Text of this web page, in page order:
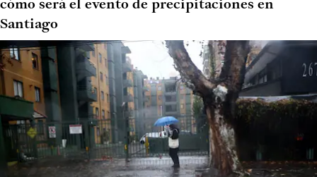
cómo será el evento de precipitaciones en
Santiago